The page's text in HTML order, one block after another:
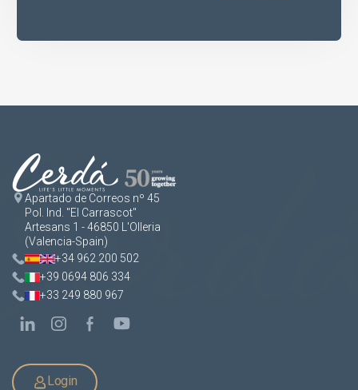
Apartado de Correos nº 45
Pol. Ind. "El Carrascot"
Artesans 1 - 46850 L'Olleria
(Valencia-Spain)
+34 962 200 502
+39 0694 806 334
+33 249 880 967
Login